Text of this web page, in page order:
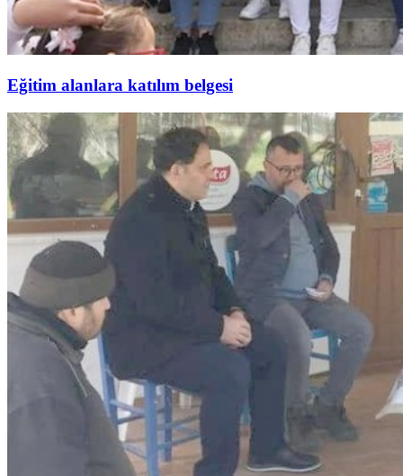
Eğitim alanlara katılım belgesi